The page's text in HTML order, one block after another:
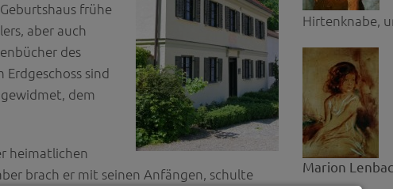
frühe
aber auch
des
sind
dem
heimatlichen
brach er mit seinen Anfängen, schulte
Hirtenknabe,
Marion